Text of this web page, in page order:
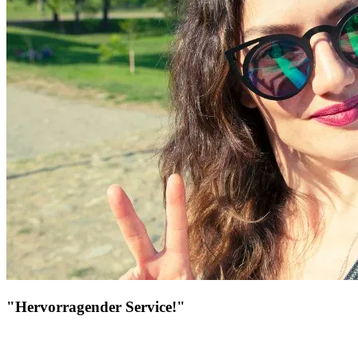
"Hervorragender Service!"